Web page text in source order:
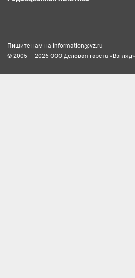
Пишите нам на information@vz.ru
© 2005 — 2026 ООО Деловая газета «Взгляд»